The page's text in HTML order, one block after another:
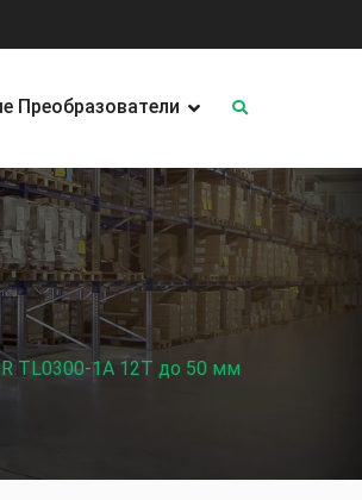
Преобразователи
TL0300-1A 12T до 50 мм